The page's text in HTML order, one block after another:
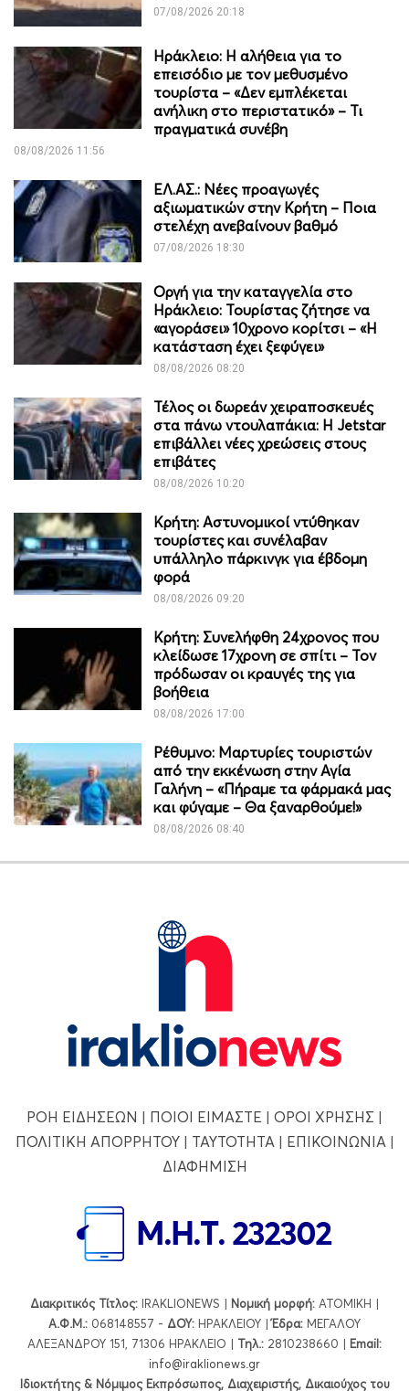
07/08/2026 20:18
Ηράκλειο: Η αλήθεια για το
επεισόδιο με τον μεθυσμένο
τουρίστα – «Δεν εμπλέκεται
ανήλικη στο περιστατικό» – Τι
πραγματικά συνέβη
08/08/2026 11:56
ΕΛ.ΑΣ.: Νέες προαγωγές
αξιωματικών στην Κρήτη – Ποια
στελέχη ανεβαίνουν βαθμό
07/08/2026 18:30
Οργή για την καταγγελία στο
Ηράκλειο: Τουρίστας ζήτησε να
«αγοράσει» 10χρονο κορίτσι – «Η
κατάσταση έχει ξεφύγει»
08/08/2026 08:20
Τέλος οι δωρεάν χειραποσκευές
στα πάνω ντουλαπάκια: Η Jetstar
επιβάλλει νέες χρεώσεις στους
επιβάτες
08/08/2026 10:20
Κρήτη: Αστυνομικοί ντύθηκαν
τουρίστες και συνέλαβαν
υπάλληλο πάρκινγκ για έβδομη
φορά
08/08/2026 09:20
Κρήτη: Συνελήφθη 24χρονος που
κλείδωσε 17χρονη σε σπίτι – Τον
πρόδωσαν οι κραυγές της για
βοήθεια
08/08/2026 17:00
Ρέθυμνο: Μαρτυρίες τουριστών
από την εκκένωση στην Αγία
Γαλήνη – «Πήραμε τα φάρμακά μας
και φύγαμε – Θα ξαναρθούμε!»
08/08/2026 08:40
ΡΟΗ ΕΙΔΗΣΕΩΝ | ΠΟΙΟΙ ΕΙΜΑΣΤΕ | ΟΡΟΙ ΧΡΗΣΗΣ |
ΠΟΛΙΤΙΚΗ ΑΠΟΡΡΗΤΟΥ| ΤΑΥΤΟΤΗΤΑ | ΕΠΙΚΟΙΝΩΝΙΑ |
ΔΙΑΦΗΜΙΣΗ
Διακριτικός Τίτλος: IRAKLIONEWS | Νομική μορφή: ΑΤΟΜΙΚΗ |
Α.Φ.Μ.: 068148557 - ΔΟΥ: ΗΡΑΚΛΕΙΟΥ |Έδρα: ΜΕΓΑΛΟΥ
ΑΛΕΞΑΝΔΡΟΥ 151, 71306 ΗΡΑΚΛΕΙΟ | Τηλ.: 2810238660 | Εmail:
info@iraklionews.gr
Ιδιοκτήτης & Νόμιμος Εκπρόσωπος, Διαχειριστής, Δικαιούχος του